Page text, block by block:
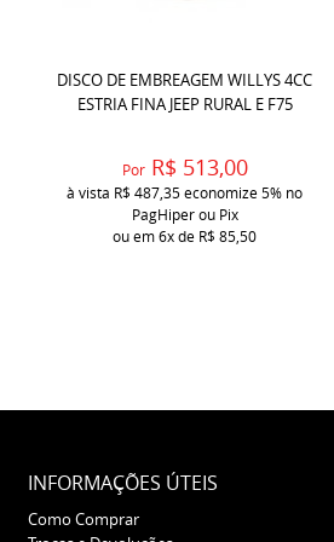
DISCO DE EMBREAGEM WILLYS 4CC
ESTRIA FINA JEEP RURAL E F75
Por R$ 513,00
à vista R$ 487,35economize5% no
PagHiper ou Pix
ou em6xde R$ 85,50
INFORMAÇÕES ÚTEIS
Como Comprar